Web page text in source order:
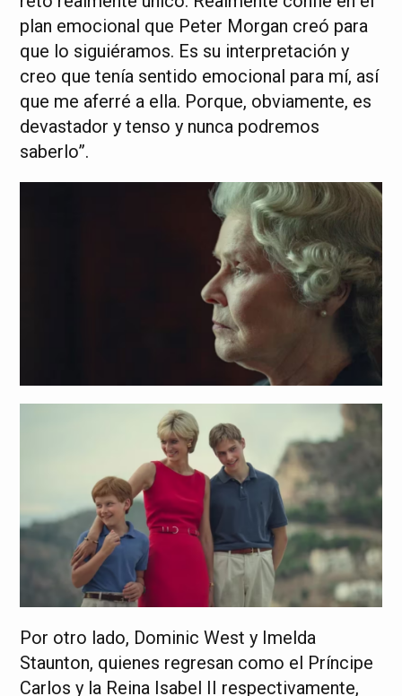
plan emocional que Peter Morgan creó para
que lo siguiéramos. Es su interpretación y
creo que tenía sentido emocional para mí, así
que me aferré a ella. Porque, obviamente, es
devastador y tenso y nunca podremos
saberlo”.
Por otro lado, Dominic West y Imelda
Staunton, quienes regresan como el Príncipe
Carlos y la Reina Isabel II respectivamente,